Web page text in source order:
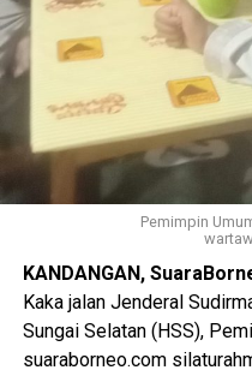
Pemimpin
KANDANGAN,
Kaka jalan Jenderal
Sungai Selatan (HSS),
suaraborneo.com